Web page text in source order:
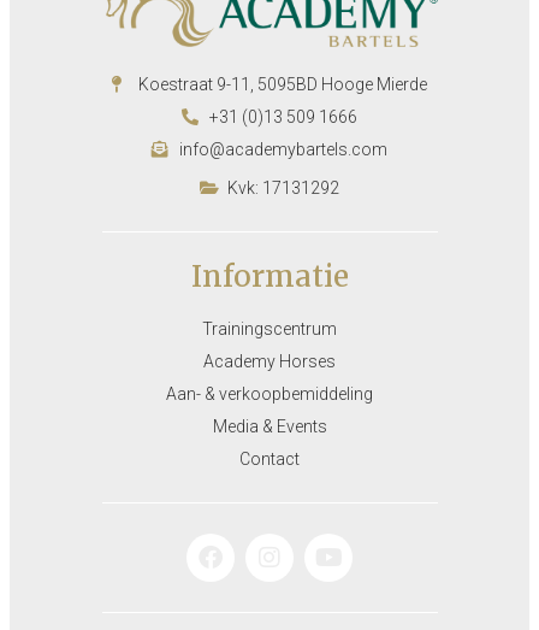
Koestraat 9-11, 5095BD Hooge Mierde
+31 (0)13 509 1666
info@academybartels.com
Kvk: 17131292
Informatie
Trainingscentrum
Academy Horses
Aan- & verkoopbemiddeling
Media & Events
Contact